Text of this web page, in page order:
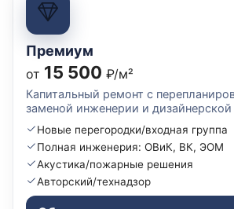
Премиум
от 15 500 ₽/м²
Капитальный ремонт с
заменой инженерии и дизайнерской
Новые перегородки/входная группа
Полная инженерия: ОВиК, ВК, ЭОМ
Акустика/пожарные решения
Авторский/технадзор